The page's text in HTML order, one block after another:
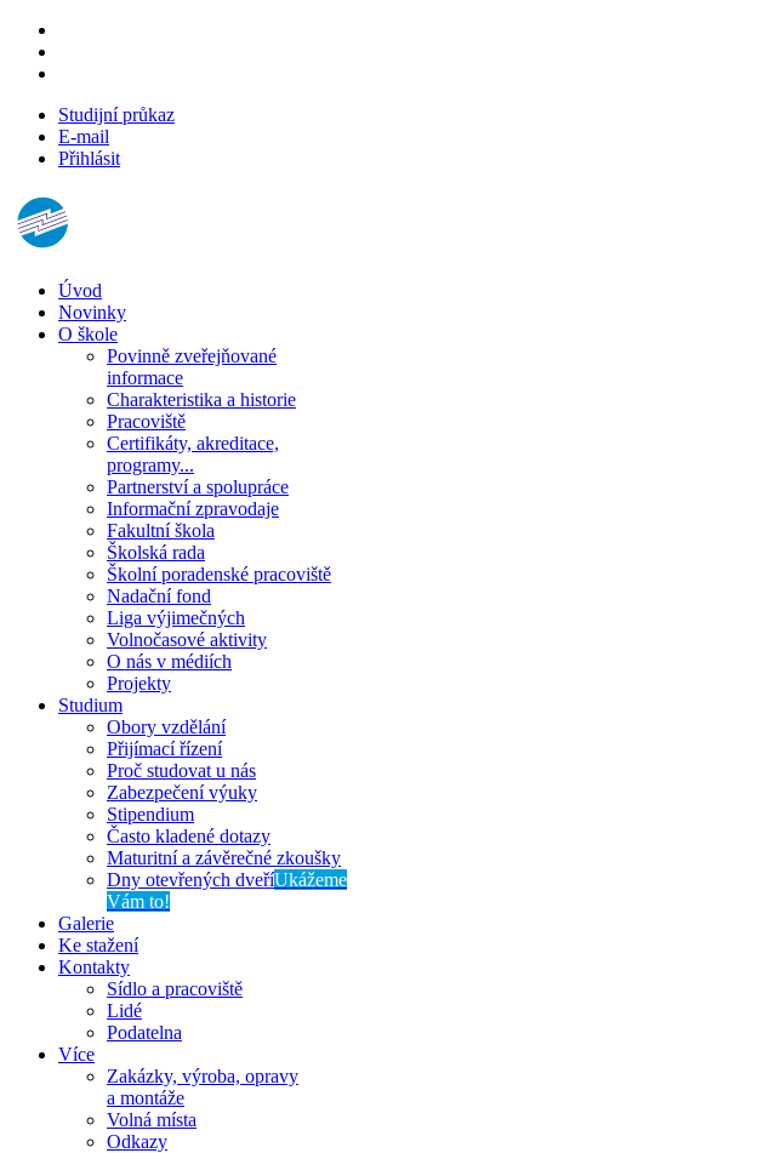
Studijní průkaz
E-mail
Přihlásit
Úvod
Novinky
O škole
Povinně zveřejňované
informace
Charakteristika a historie
Pracoviště
Certifikáty, akreditace,
programy...
Partnerství a spolupráce
Informační zpravodaje
Fakultní škola
Školská rada
Školní poradenské pracoviště
Nadační fond
Liga výjimečných
Volnočasové aktivity
O nás v médiích
Projekty
Studium
Obory vzdělání
Přijímací řízení
Proč studovat u nás
Zabezpečení výuky
Stipendium
Často kladené dotazy
Maturitní a závěrečné zkoušky
Dny otevřených dveříUkážeme
Vám to!
Galerie
Ke stažení
Kontakty
Sídlo a pracoviště
Lidé
Podatelna
Více
Zakázky, výroba, opravy
a montáže
Volná místa
Odkazy